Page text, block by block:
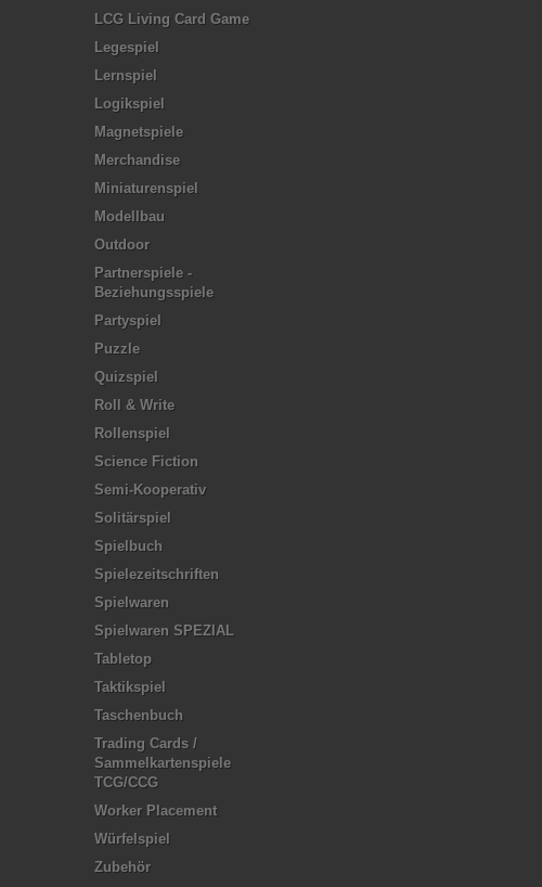
LCG Living Card Game
Legespiel
Lernspiel
Logikspiel
Magnetspiele
Merchandise
Miniaturenspiel
Modellbau
Outdoor
Partnerspiele -
Beziehungsspiele
Partyspiel
Puzzle
Quizspiel
Roll & Write
Rollenspiel
Science Fiction
Semi-Kooperativ
Solitärspiel
Spielbuch
Spielezeitschriften
Spielwaren
Spielwaren SPEZIAL
Tabletop
Taktikspiel
Taschenbuch
Trading Cards /
Sammelkartenspiele
TCG/CCG
Worker Placement
Würfelspiel
Zubehör